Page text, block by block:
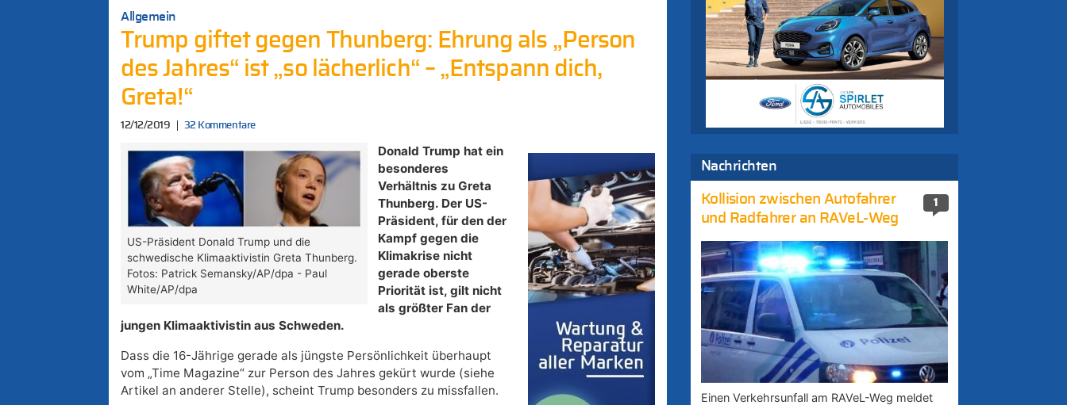
Allgemein
Trump giftet gegen Thunberg: Ehrung als „Person
des Jahres“ ist „so lächerlich“ – „Entspann dich,
Greta!“
12/12/2019 32 Kommentare
US-Präsident Donald Trump und die
schwedische Klimaaktivistin Greta Thunberg.
Fotos: Patrick Semansky/AP/dpa - Paul
White/AP/dpa
Donald Trump hat ein
besonderes
Verhältnis zu Greta
Thunberg. Der US-
Präsident, für den der
Kampf gegen die
Klimakrise nicht
gerade oberste
Priorität ist, gilt nicht
als größter Fan der
jungen Klimaaktivistin aus Schweden.
Dass die 16-Jährige gerade als jüngste Persönlichkeit überhaupt
vom „Time Magazine“ zur Person des Jahres gekürt wurde (siehe
Artikel an anderer Stelle), scheint Trump besonders zu missfallen.
Nachrichten
1
Kollision zwischen Autofahrer
und Radfahrer an RAVeL-Weg
Einen Verkehrsunfall am RAVeL-Weg meldet